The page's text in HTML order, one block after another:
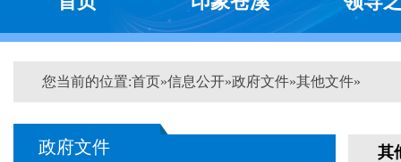
您当前的位置:首页»信息公开»政府文件»其他文件»
政府文件 其